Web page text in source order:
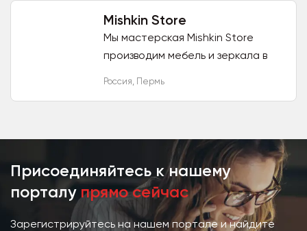
Mishkin Store
Мы мастерская Mishkin Store
производим мебель и зеркала в
решении, размерах и дизайне.
Россия, Пермь
Присоединяйтесь к нашему
порталу прямо сейчас
Зарегистрируйтесь на нашем портале и найдите